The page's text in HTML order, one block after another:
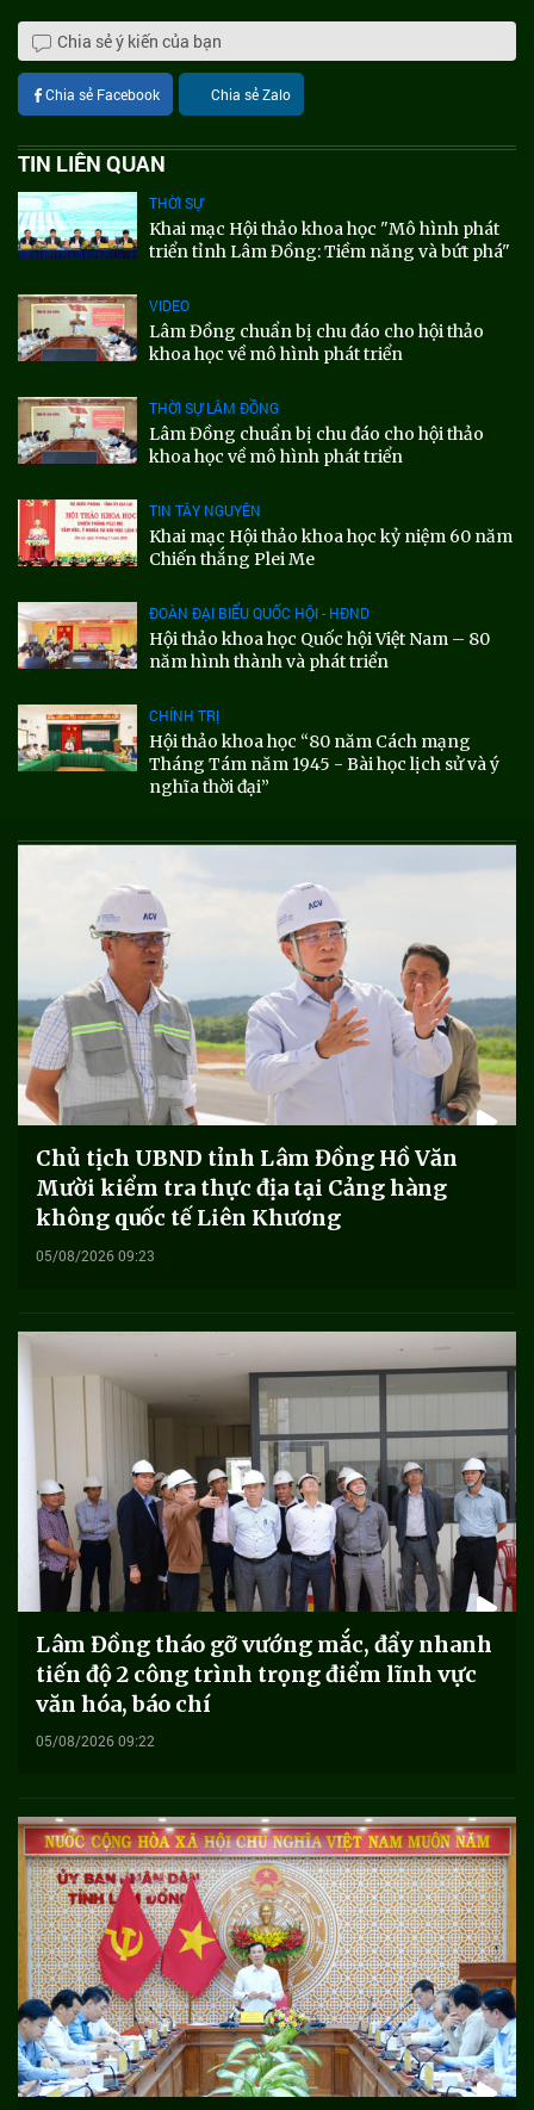
Chia sẻ ý kiến của bạn
Chia sẻ Facebook Chia sẻ Zalo
TIN LIÊN QUAN
THỜI SỰ
Khai mạc Hội thảo khoa học "Mô hình phát
triển tỉnh Lâm Đồng: Tiềm năng và bứt phá"
VIDEO
Lâm Đồng chuẩn bị chu đáo cho hội thảo
khoa học về mô hình phát triển
THỜI SỰ LÂM ĐỒNG
Lâm Đồng chuẩn bị chu đáo cho hội thảo
khoa học về mô hình phát triển
TIN TÂY NGUYÊN
Khai mạc Hội thảo khoa học kỷ niệm 60 năm
Chiến thắng Plei Me
ĐOÀN ĐẠI BIỂU QUỐC HỘI - HĐND
Hội thảo khoa học Quốc hội Việt Nam – 80
năm hình thành và phát triển
CHÍNH TRỊ
Hội thảo khoa học “80 năm Cách mạng
Tháng Tám năm 1945 - Bài học lịch sử và ý
nghĩa thời đại”
Chủ tịch UBND tỉnh Lâm Đồng Hồ Văn
Mười kiểm tra thực địa tại Cảng hàng
không quốc tế Liên Khương
05/08/2026 09:23
Lâm Đồng tháo gỡ vướng mắc, đẩy nhanh
tiến độ 2 công trình trọng điểm lĩnh vực
văn hóa, báo chí
05/08/2026 09:22